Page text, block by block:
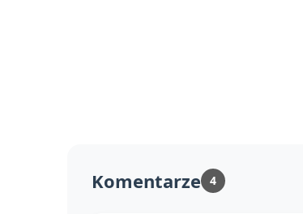
Komentarze 4